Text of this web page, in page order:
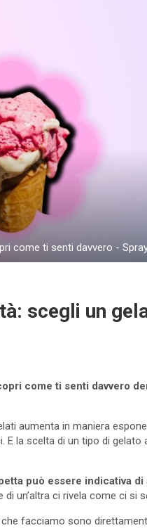
come ti senti davvero -
scegli un
come ti senti davvero
aumenta in maniera
E la scelta di un tipo di
può essere indicativa
un’altra ci rivela come ci si
facciamo sono